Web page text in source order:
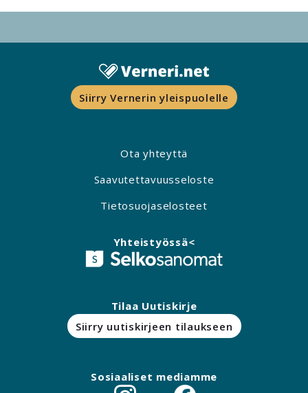
Siirry Vernerin yleispuolelle
Ota yhteyttä
Saavutettavuusseloste
Tietosuojaselosteet
Yhteistyössä<
Tilaa Uutiskirje
Siirry uutiskirjeen tilaukseen
Sosiaaliset mediamme